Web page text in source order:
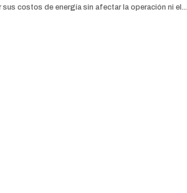
sus costos de energía sin afectar la operación ni el...